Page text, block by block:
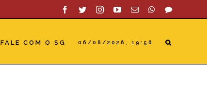
Facebook
TwitterInstagramYouTube
Email WhatsApp
SAC
FALE COM O SG 06/08/2026, 19:56